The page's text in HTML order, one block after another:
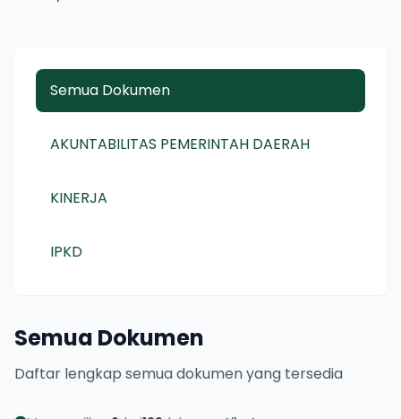
Semua Dokumen
AKUNTABILITAS PEMERINTAH DAERAH
KINERJA
IPKD
Semua Dokumen
Daftar lengkap semua dokumen yang tersedia